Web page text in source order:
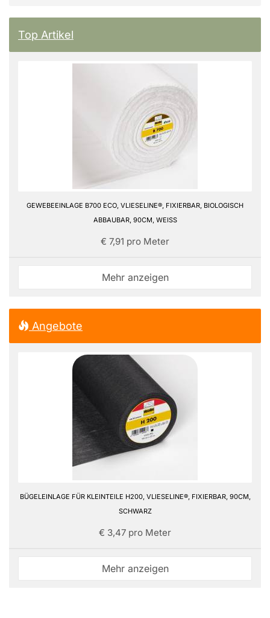
Top Artikel
GEWEBEEINLAGE B700 ECO, VLIESELINE®, FIXIERBAR, BIOLOGISCH
ABBAUBAR, 90CM, WEISS
€ 7,91 pro Meter
Mehr anzeigen
Angebote
BÜGELEINLAGE FÜR KLEINTEILE H200, VLIESELINE®, FIXIERBAR, 90CM,
SCHWARZ
€ 3,47 pro Meter
Mehr anzeigen